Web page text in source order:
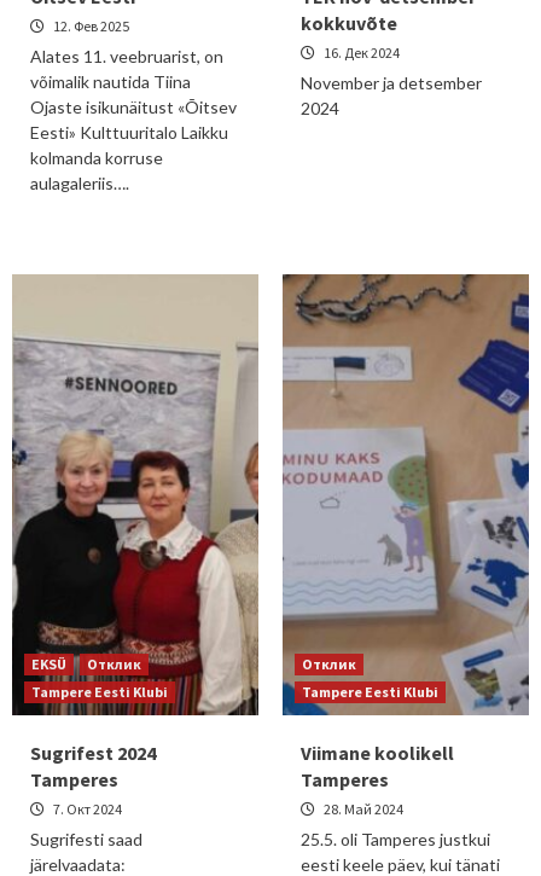
12. Фев 2025
Alates 11. veebruarist, on
võimalik nautida Tiina
Ojaste isikunäitust «Õitsev
Eesti» Kulttuuritalo Laikku
kolmanda korruse
aulagaleriis….
kokkuvõte
16. Дек 2024
November ja detsember
2024
EKSÜ
Отклик
Tampere Eesti Klubi
Sugrifest 2024
Tamperes
7. Окт 2024
Sugrifesti saad
järelvaadata:
Отклик
Tampere Eesti Klubi
Viimane koolikell
Tamperes
28. Май 2024
25.5. oli Tamperes justkui
eesti keele päev, kui tänati